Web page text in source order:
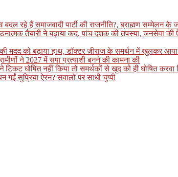
रहे हैं समाजवादी पार्टी की राजनीति?, ब्राह्मण सम्मेलन
तैयारी ने बढ़ाया कद, पांच दशक की तपस्या, जनसेवा
की मदद को बढ़ाया हाथ, डॉक्टर जीराज के समर्थन में खुलकर
ने 2027 में सपा प्रत्याशी बनने की कामना की
घोषित नहीं किया तो समर्थकों से खुद को ही घोषित करवा
सुप्रिया ऐरन? सवालों पर साधी चुप्पी